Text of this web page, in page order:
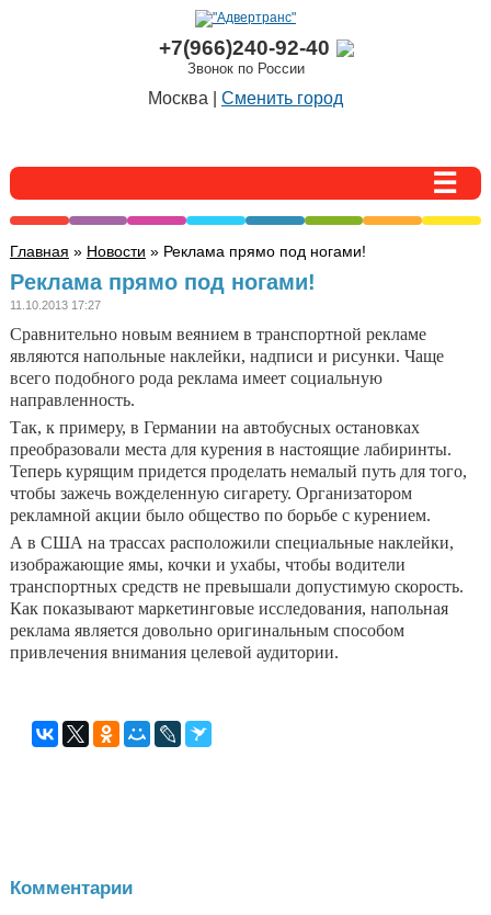
+7(966)240-92-40
Звонок по России
Москва | Сменить город
Главная » Новости » Реклама прямо под ногами!
Реклама прямо под ногами!
11.10.2013 17:27
Сравнительно новым веянием в транспортной рекламе
являются напольные наклейки, надписи и рисунки. Чаще
всего подобного рода реклама имеет социальную
направленность.
Так, к примеру, в Германии на автобусных остановках
преобразовали места для курения в настоящие лабиринты.
Теперь курящим придется проделать немалый путь для того,
чтобы зажечь вожделенную сигарету. Организатором
рекламной акции было общество по борьбе с курением.
А в США на трассах расположили специальные наклейки,
изображающие ямы, кочки и ухабы, чтобы водители
транспортных средств не превышали допустимую скорость.
Как показывают маркетинговые исследования, напольная
реклама является довольно оригинальным способом
привлечения внимания целевой аудитории.
Комментарии